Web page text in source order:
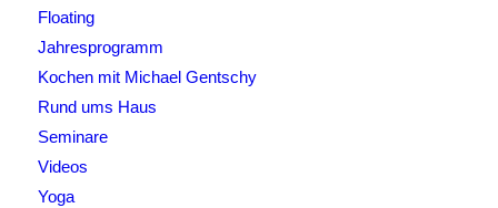
Floating
Jahresprogramm
Kochen mit Michael Gentschy
Rund ums Haus
Seminare
Videos
Yoga